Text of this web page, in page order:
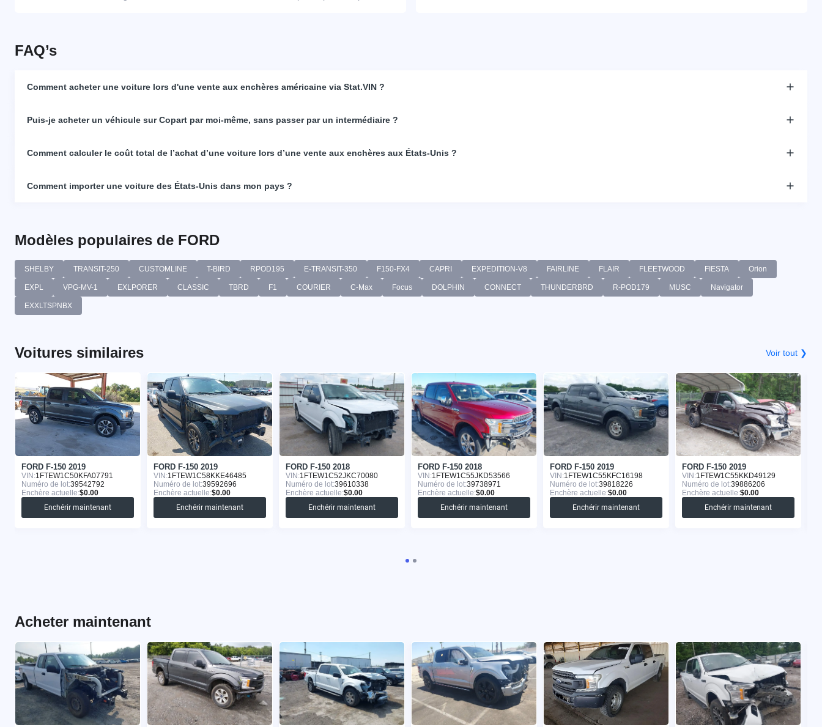
FAQ’s
Comment acheter une voiture lors d'une vente aux enchères américaine via Stat.VIN ?
Puis-je acheter un véhicule sur Copart par moi-même, sans passer par un intermédiaire ?
Comment calculer le coût total de l’achat d’une voiture lors d’une vente aux enchères aux États-Unis ?
Comment importer une voiture des États-Unis dans mon pays ?
Modèles populaires de FORD
SHELBY TRANSIT-250 CUSTOMLINE T-BIRD RPOD195 E-TRANSIT-350 F150-FX4 CAPRI EXPEDITION-V8 FAIRLINE FLAIR FLEETWOOD FIESTA Orion
EXPL VPG-MV-1 EXLPORER CLASSIC TBRD F1 COURIER C-Max Focus DOLPHIN CONNECT THUNDERBRD R-POD179 MUSC Navigator
EXXLTSPNBX
Voitures similaires Voir tout ❯
FORD F-150 2019
VIN:1FTEW1C50KFA07791
Numéro de lot:39542792
Enchère actuelle:$0.00
Enchérir maintenant
FORD F-150 2019
VIN:1FTEW1C58KKE46485
Numéro de lot:39592696
Enchère actuelle:$0.00
Enchérir maintenant
FORD F-150 2018
VIN:1FTEW1C52JKC70080
Numéro de lot:39610338
Enchère actuelle:$0.00
Enchérir maintenant
FORD F-150 2018
VIN:1FTEW1C55JKD53566
Numéro de lot:39738971
Enchère actuelle:$0.00
Enchérir maintenant
FORD F-150 2019
VIN:1FTEW1C55KFC16198
Numéro de lot:39818226
Enchère actuelle:$0.00
Enchérir maintenant
FORD F-150 2019
VIN:1FTEW1C55KKD49129
Numéro de lot:39886206
Enchère actuelle:$0.00
Enchérir maintenant
Acheter maintenant